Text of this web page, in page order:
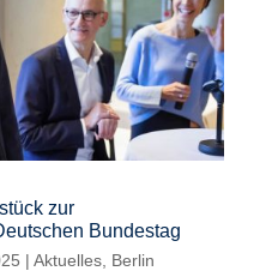
zur
Bundestag
| Aktuelles, Berlin